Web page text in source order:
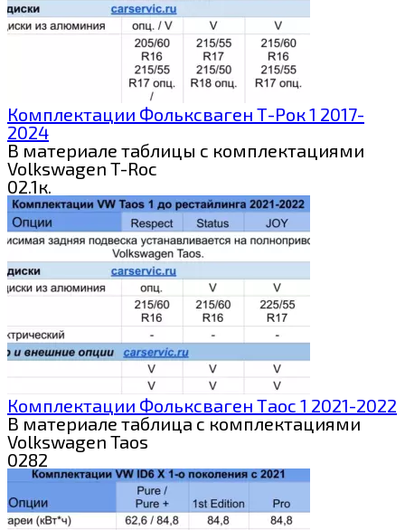
Комплектации Фольксваген Т-Рок 1 2017-
2024
В материале таблицы с комплектациями
Volkswagen T-Roc
02.1к.
Комплектации Фольксваген Таос 1 2021-2022
В материале таблица с комплектациями
Volkswagen Taos
0282